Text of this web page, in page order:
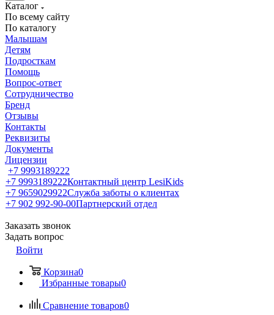
Каталог
По всему сайту
По каталогу
Малышам
Детям
Подросткам
Помощь
Вопрос-ответ
Сотрудничество
Бренд
Отзывы
Контакты
Реквизиты
Документы
Лицензии
+7 9993189222
+7 9993189222Контактный центр LesiKids
+7 9659029922Служба заботы о клиентах
+7 902 992-90-00Партнерский отдел
Заказать звонок
Задать вопрос
Войти
Корзина0
Избранные товары0
Сравнение товаров0